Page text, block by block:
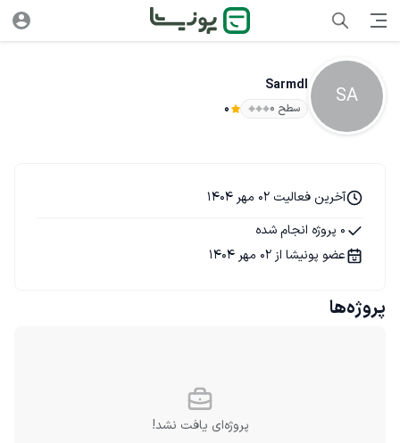
SA
Sarmdl
سطح ۰ 0
آخرین فعالیت 02 مهر 1404
0 پروژه انجام شده
عضو پونیشا از 02 مهر 1404
پروژه‌ها
پروژه‌ای یافت نشد!